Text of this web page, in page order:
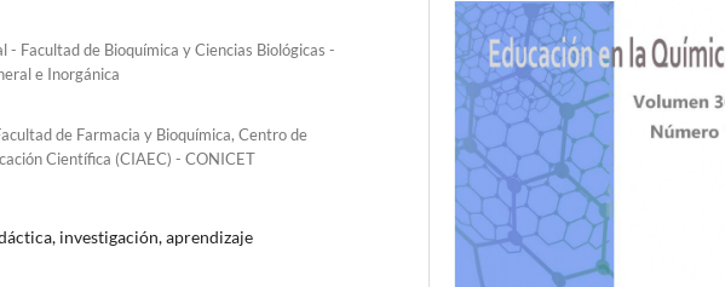
- Facultad de Bioquímica y Ciencias Biológicas -
e Inorgánica
de Farmacia y Bioquímica, Centro de
Científica (CIAEC) - CONICET
investigación, aprendizaje